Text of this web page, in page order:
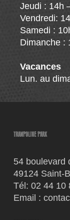
Jeudi : 14h
Vendredi:
Samedi :
Dimanche :
Vacances
Lun. au
TRAMPOLINE PARK
54 boulevard
49124 Saint-
Tél: 02 44 10
Email :